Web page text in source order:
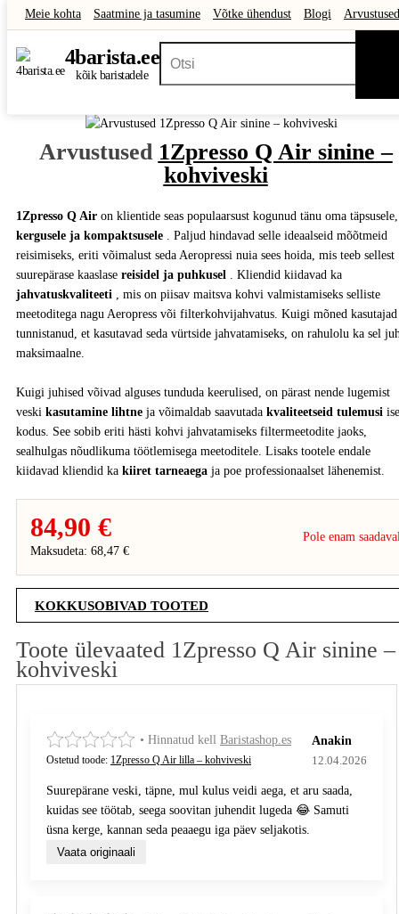
Meie kohta Saatmine ja tasumine Võtke ühendust Blogi
Arvustused
Hulgimüük
Kinkekaardid Sooduspakkumised Outlet
4barista.ee
kõik baristadele
Arvustused 1Zpresso Q Air sinine –
kohviveski
1Zpresso Q Air on klientide seas populaarsust kogunud tänu oma täpsusele,
kergusele ja kompaktsusele . Paljud hindavad selle ideaalseid mõõtmeid
reisimiseks, eriti võimalust seda Aeropressi nuia sees hoida, mis teeb sellest
suurepärase kaaslase reisidel ja puhkusel . Kliendid kiidavad ka
jahvatuskvaliteeti , mis on piisav maitsva kohvi valmistamiseks selliste
meetoditega nagu Aeropress või filterkohvijahvatus. Kuigi mõned
tunnistanud, et kasutavad seda vürtside jahvatamiseks, on rahulolu ka sel
maksimaalne.
Kuigi juhised võivad alguses tunduda keerulised, on pärast nende lugemist
veski kasutamine lihtne ja võimaldab saavutada kvaliteetseid tulemusi
kodus. See sobib eriti hästi kohvi jahvatamiseks filtermeetodite jaoks,
sealhulgas nõudlikuma töötlemisega meetoditele. Lisaks tootele endale
kiidavad kliendid ka kiiret tarneaega ja poe professionaalset lähenemist.
84,90 €
Maksudeta: 68,47 €
Pole enam
KOKKUSOBIVAD TOOTED
Toote ülevaated 1Zpresso Q Air sinine –
kohviveski
• Hinnatud kell Baristashop.es
Ostetud toode: 1Zpresso Q Air lilla – kohviveski
Anakin
12.04.2026
Suurepärane veski, täpne, mul kulus veidi aega, et aru saada,
kuidas see töötab, seega soovitan juhendit lugeda 😂 Samuti
üsna kerge, kannan seda peaaegu iga päev seljakotis.
Vaata originaali